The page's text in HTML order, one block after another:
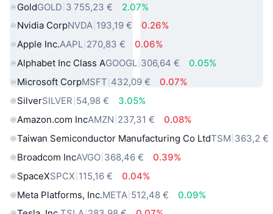
GoldGOLD 3 755,23 €
2.07%
Nvidia CorpNVDA 193,19 €
0.26%
Apple Inc.AAPL 270,83 €
0.06%
Alphabet Inc Class AGOOGL 306,64 €
0.05%
Microsoft CorpMSFT 432,09 €
0.07%
SilverSILVER 54,98 €
3.05%
Amazon.com IncAMZN 237,31 €
0.08%
Taiwan Semiconductor Manufacturing Co LtdTSM 363,2 €
Broadcom IncAVGO 368,46 €
0.39%
SpaceXSPCX 115,16 €
0.04%
Meta Platforms, Inc.META 512,48 €
0.09%